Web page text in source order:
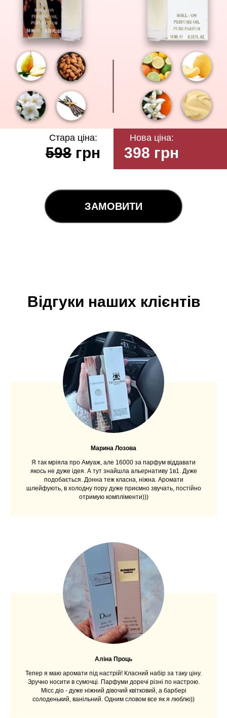
Стара ціна: Нова ціна:
598 грн 398 грн
ЗАМОВИТИ
Відгуки наших клієнтів
Марина Лозова
Я так мріяла про Амуаж, але 16000 за парфум віддавати
якось не дуже ідея. А тут знайшла альернативу 1в1. Дуже
подобається. Донна теж класна, ніжна. Аромати
шлейфують, в холодну пору дуже приємно звучать, постійно
отримую компліменти)))
Аліна Проць
Тепер я маю аромати під настрій! Класний набір за таку ціну.
Зручно носити в сумочці. Парфуми доречі різні по настрою.
Місс діо - дуже ніжний дівочий квітковий, а барбері
солоденький, ванільний. Одним словом все як я люблю))